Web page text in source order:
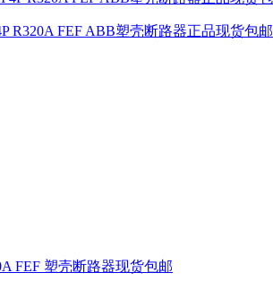
R320A FEF ABB塑壳断路器正品现货包邮